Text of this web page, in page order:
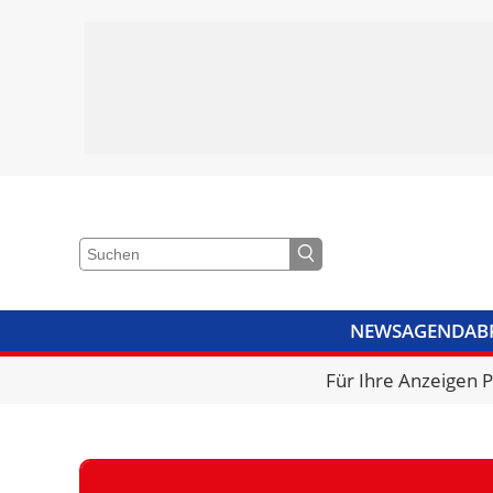
NEWSAGENDA
VIDEOSBIBLIOTHEK
Für Ihre Anzeigen